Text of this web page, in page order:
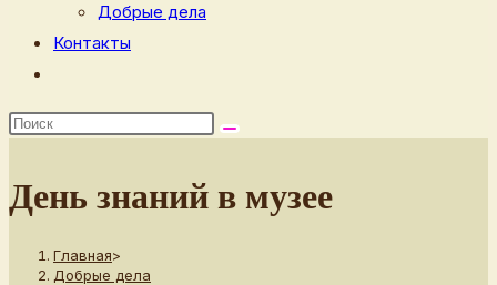
Добрые дела
Контакты
по
сайту
День знаний в музее
Главная>
Добрые дела